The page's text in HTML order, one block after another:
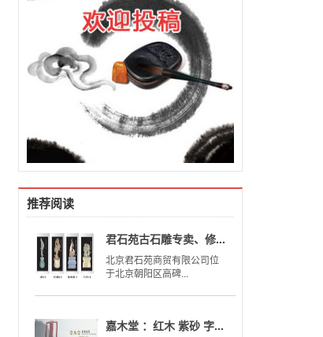
推荐阅读
君石苑古石雕专卖、修...
北京君石苑商贸有限公司位
于北京朝阳区高碑...
嘉木堂 ：红木 紫砂 字...